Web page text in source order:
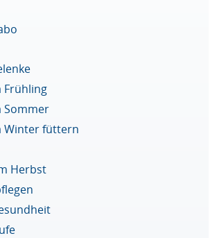
Frühling
Sommer
Winter füttern
Herbst